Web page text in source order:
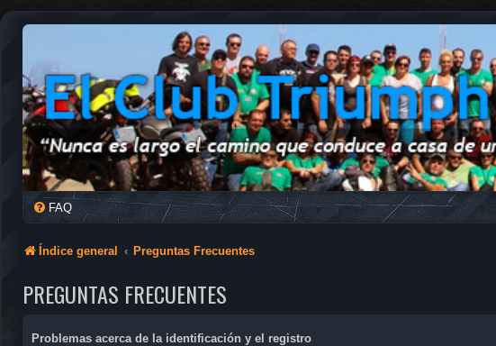
FAQ
Índice general Preguntas Frecuentes
PREGUNTAS FRECUENTES
Problemas acerca de la identificación y el registro